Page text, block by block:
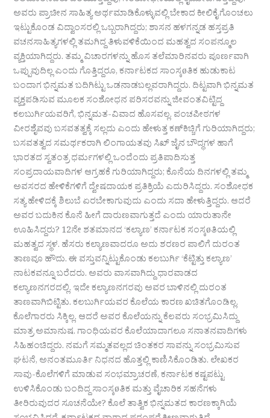
ಅವರು ಪ್ರಾಚೀನ ಸಾಹಿತ್ಯ ಅರ್ಥಮಾಡಿಕೊಳ್ಳುವಲ್ಲಿ ಬೇಕಾದ ಕೀಲಿಕೈ ಗೊಂಚಲು
ಇಟ್ಟುಕೊಂಡ ವಿದ್ವಾಂಸರಲ್ಲಿ ಒಬ್ಬರಾಗಿದ್ದರು; ಶಾಸನ ಹಳಗನ್ನಡ ಹಸ್ತಪ್ರತಿ
ವಚನಸಾಹಿತ್ಯಗಳಲ್ಲಿ ತಮಗಿದ್ದ ತಿಳುವಳಿಕೆಯಿಂದ ಮಹತ್ವದ ಸಂಪನ್ಮೂಲ
ವ್ಯಕ್ತಿಯಾಗಿದ್ದರು. ತಮ್ಮ ವಿಚಾರಗಳನ್ನು ಹೊಸ ತಲೆಮಾರಿನವರು ಪೂರ್ಣವಾಗಿ
ಒಪ್ಪುವುದಿಲ್ಲ ಎಂದು ಗೊತ್ತಿದ್ದರೂ, ಕರ್ನಾಟಕದ ಸಾಂಸ್ಕøತಿಕ ಹುಡುಕಾಟ
ಬಂದಾಗ ಭಿನ್ನಮತ ಬದಿಗಿಟ್ಟು ಒಡನಾಡಬಲ್ಲವರಾಗಿದ್ದರು. ದಿಟ್ಟವಾಗಿ ಭಿನ್ನಮತ
ವ್ಯಕ್ತಪಡಿಸುವ ಮೂಲಕ ಸಂಶೋಧನ ಪರಿಸರವನ್ನು ಜೀವಂತವಿಟ್ಟಿದ್ದ
ಕಲಬುರ್ಗಿಯವರಿಗೆ, ಭಿನ್ನಮತ-ವಿವಾದ ಹೊಸವಲ್ಲ. ಪಂಚಪೀಠಗಳ
ವೀರಶೈವವು ಬಸವತತ್ವಕ್ಕೆ ಸಲ್ಲದು ಎಂದು ಹೇಳುತ್ತ ಕಣ್‍ಕಿಚ್ಚಿಗೆ ಗುರಿಯಾಗಿದ್ದರು;
ಬಸವತತ್ವದ ಸಮರ್ಥಕರಾಗಿ ಲಿಂಗಾಯತವು ಸಿಖ್ ಜೈನ ಬೌದ್ಧಗಳ ಹಾಗೆ
ಭಾರತದ ಸ್ವತಂತ್ರ ಧರ್ಮಗಳಲ್ಲಿ ಒಂದೆಂದು ಪ್ರತಿಪಾದಿಸುತ್ತ
ಸಂಪ್ರದಾಯವಾದಿಗಳ ಆಗ್ರಹಕೆ ಗುರಿಯಾಗಿದ್ದರು; ಕೊನೆಯ ದಿನಗಳಲ್ಲಿ ತಮ್ಮ
ಅವಸರದ ಹೇಳಿಕೆಗಳಿಗೆ ದ್ವೇಷದಾಯಕ ಪ್ರತಿಕ್ರಿಯೆ ಎದುರಿಸಿದ್ದರು. ಸಂಶೋಧಕ
ಸತ್ಯ ಹೇಳಿದಕ್ಕೆ ಶಿಲುಬೆ ಏರಬೇಕಾಗುವುದು ಎಂದು ಸದಾ ಹೇಳುತ್ತಿದ್ದರು. ಆದರೆ
ಅವರ ಬದುಕಿನ ಕೊನೆ ಹೀಗೆ ದಾರುಣವಾಗುತ್ತದೆ ಎಂದು ಯಾರುತಾನೇ
ಊಹಿಸಿದ್ದರು? 12ನೇ ಶತಮಾನದ ‘ಕಲ್ಯಾಣ’ ಕರ್ನಾಟಕ ಸಂಸ್ಕøತಿಯಲ್ಲಿ
ಮಹತ್ವದ ಸ್ಥಳ. ಹೆಸರು ಕಲ್ಯಾಣವಾದರೂ ಅದು ಶರಣರ ಪಾಲಿಗೆ ದುರಂತ
ತಾಣವೂ ಹೌದು. ಈ ವಸ್ತುವನ್ನಿಟ್ಟುಕೊಂಡು ಕಲಬುರ್ಗಿ ‘ಕೆಟ್ಟಿತ್ತು ಕಲ್ಯಾಣ’
ನಾಟಕವನ್ನೂ ಬರೆದರು. ಅವರು ವಾಸವಾಗಿದ್ದು ಧಾರವಾಡದ
ಕಲ್ಯಾಣನಗರದಲ್ಲಿ. ಇದೇ ಕಲ್ಯಾಣನಗರವು ಅವರ ಬಾಳಿನಲ್ಲಿ ದುರಂತ
ತಾಣವಾಗಿಬಿಟ್ಟಿತು. ಕಲಬುರ್ಗಿಯವರ ಕೊಲೆಯ ಕಾರಣ ಖಚಿತಗೊಂಡಿಲ್ಲ.
ಕೊಲೆಗಾರರು ಸಿಕ್ಕಿಲ್ಲ. ಆದರೆ ಅವರ ಕೊಲೆಯನ್ನು ಕೆಲವರು ಸಂಭ್ರಮಿಸಿದ್ದು
ಮಾತ್ರ ಅಮಾನುಷ. ಗಾಂಧಿಯವರ ಕೊಲೆಯಾದಾಗಲೂ ಸನಾತನವಾದಿಗಳು
ಸಿಹಿಹಂಚಿದ್ದರು. ನಮಗೆ ಸಮ್ಮತವಲ್ಲದ ಚಿಂತಕರ ಸಾವನ್ನು ಸಂಭ್ರಮಿಸುವ
ಘಟನೆ, ಅನಂತಮೂರ್ತಿ ನಿಧನದ ಹೊತ್ತಲ್ಲಿ ಕಾಣಿಸಿಕೊಂಡಿತು. ಲೇಖಕರ
ಸಾವು-ಕೊಲೆಗಳಿಗೆ ಮಾಡುವ ಸಂಭಮ್ರಾಚರಣೆ, ಕರ್ನಾಟಕ ಕಷ್ಟಪಟ್ಟು
ಉಳಿಸಿಕೊಂಡು ಬಂದಿದ್ದ ಸಾಂಸ್ಕøತಿಕ ಮತ್ತು ವೈಚಾರಿಕ ಸಹನೆಗಳು
ತೀರಿರುವುದರ ಸೂಚನೆಯೇ? ಕೊಲೆ ತಾತ್ವಿಕ ಭಿನ್ನಮತದ ಕಾರಣಕ್ಕಾಗಿಯೆ